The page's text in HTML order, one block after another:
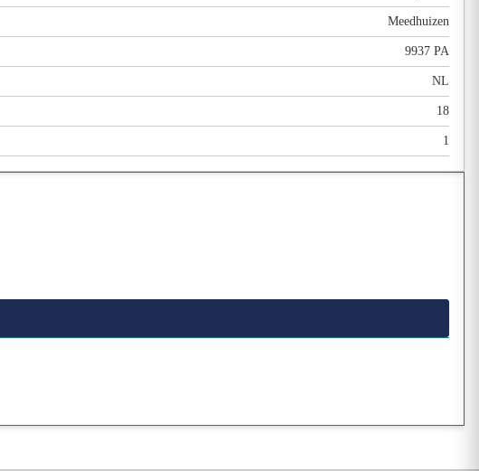
Meedhuizen
9937 PA
NL
18
1